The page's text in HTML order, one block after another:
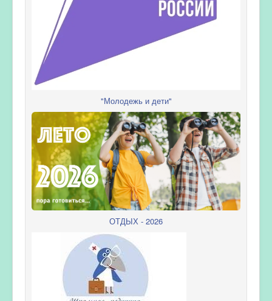
"Молодежь и дети"
ОТДЫХ - 2026